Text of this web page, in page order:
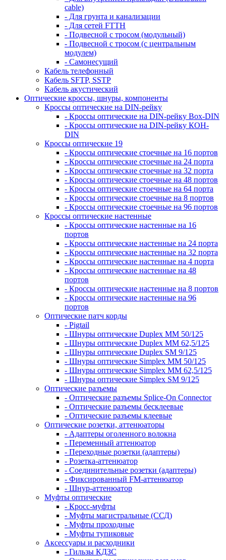
cable)
- Для грунта и канализации
- Для сетей FTTH
- Подвесной с тросом (модульный)
- Подвесной с тросом (с центральным
модулем)
- Самонесущий
Кабель телефонный
Кабель SFTP, SSTP
Кабель акустический
Оптические кроссы, шнуры, компоненты
Кроссы оптические на DIN-рейку
- Кроссы оптические на DIN-рейку Box-DIN
- Кроссы оптические на DIN-рейку КОН-
DIN
Кроссы оптические 19
- Кроссы оптические стоечные на 16 портов
- Кроссы оптические стоечные на 24 порта
- Кроссы оптические стоечные на 32 порта
- Кроссы оптические стоечные на 48 портов
- Кроссы оптические стоечные на 64 порта
- Кроссы оптические стоечные на 8 портов
- Кроссы оптические стоечные на 96 портов
Кроссы оптические настенные
- Кроссы оптические настенные на 16
портов
- Кроссы оптические настенные на 24 порта
- Кроссы оптические настенные на 32 порта
- Кроссы оптические настенные на 4 порта
- Кроссы оптические настенные на 48
портов
- Кроссы оптические настенные на 8 портов
- Кроссы оптические настенные на 96
портов
Оптические патч корды
- Pigtail
- Шнуры оптические Duplex MM 50/125
- Шнуры оптические Duplex MM 62,5/125
- Шнуры оптические Duplex SM 9/125
- Шнуры оптические Simplex MM 50/125
- Шнуры оптические Simplex MM 62,5/125
- Шнуры оптические Simplex SM 9/125
Оптические разъемы
- Оптические разъемы Splice-On Connector
- Оптические разъемы бесклеевые
- Оптические разъемы клеевые
Оптические розетки, аттенюаторы
- Адаптеры оголенного волокна
- Переменный аттенюатор
- Переходные розетки (адаптеры)
- Розетка-аттенюатор
- Соединительные розетки (адаптеры)
- Фиксированный FM-аттенюатор
- Шнур-аттенюатор
Муфты оптические
- Кросс-муфты
- Муфты магистральные (ССД)
- Муфты проходные
- Муфты тупиковые
Аксессуары и расходники
- Гильзы КДЗС